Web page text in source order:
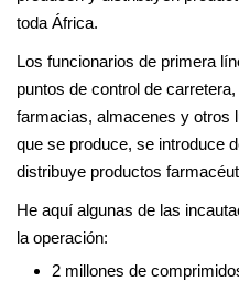
toda África.
Los funcionarios de primera
puntos de control de
farmacias, almacenes y otros
que se produce, se introduce
distribuye productos
He aquí algunas de las
la operación:
2 millones de